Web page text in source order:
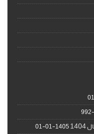
1405-01-01